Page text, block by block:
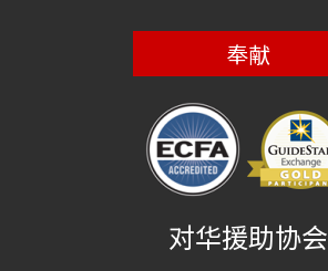
奉献
对华援助协会